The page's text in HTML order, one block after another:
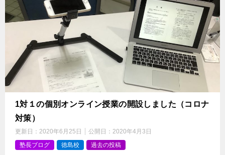
1対１の個別オンライン授業の開設しました（コロナ
対策）
更新日： 2020年6月25日 公開日： 2020年4月3日
塾長ブログ
徳島校 過去の投稿